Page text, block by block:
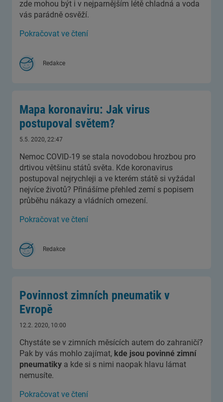
zde mohou být i v nejparnějším létě chladná a voda
vás parádně osvěží.
Pokračovat ve čtení
Redakce
Mapa koronaviru: Jak virus
postupoval světem?
5.5. 2020, 22:47
Nemoc COVID-19 se stala novodobou hrozbou pro
drtivou většinu států světa. Kde koronavirus
postupoval nejrychleji a ve kterém státě si vyžádal
nejvíce životů? Přinášíme přehled zemí s popisem
průběhu nákazy a vládních omezení.
Pokračovat ve čtení
Redakce
Povinnost zimních pneumatik v
Evropě
12.2. 2020, 10:00
Chystáte se v zimních měsících autem do zahraničí?
Pak by vás mohlo zajímat, kde jsou povinné zimní
pneumatiky a kde si s nimi naopak hlavu lámat
nemusíte.
Pokračovat ve čtení